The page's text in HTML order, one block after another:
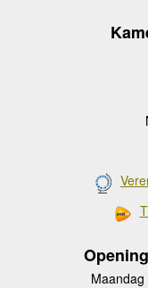
Maandag